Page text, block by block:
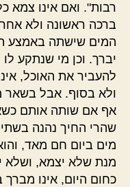
רבות". ואם אינו צמא
ברכה ראשונה ולא
המים שישתה באמצע
יברך. וכן מי שנתקע
להעביר את האוכל,
ולא בסוף. אבל בשאר
אף אם שותה אותם
שהרי החיך נהנה
מים ביום חם מאד,
מנת שלא יצמא, ושלא
כחום היום, אינו מברך